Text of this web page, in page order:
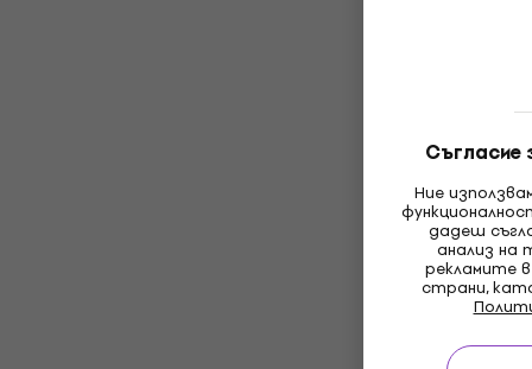
Съгласие
Ние
дадеш
анализ на
рекламите
страни,